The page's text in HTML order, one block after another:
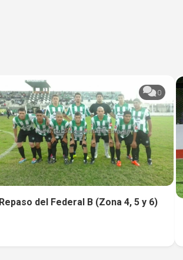
0
Repaso del Federal B (Zona 4, 5 y 6)